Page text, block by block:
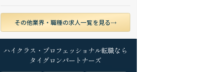
その他業界・職種の求人一覧を見る
ハイクラス・プロフェッショナル転職なら
タイグロンパートナーズ